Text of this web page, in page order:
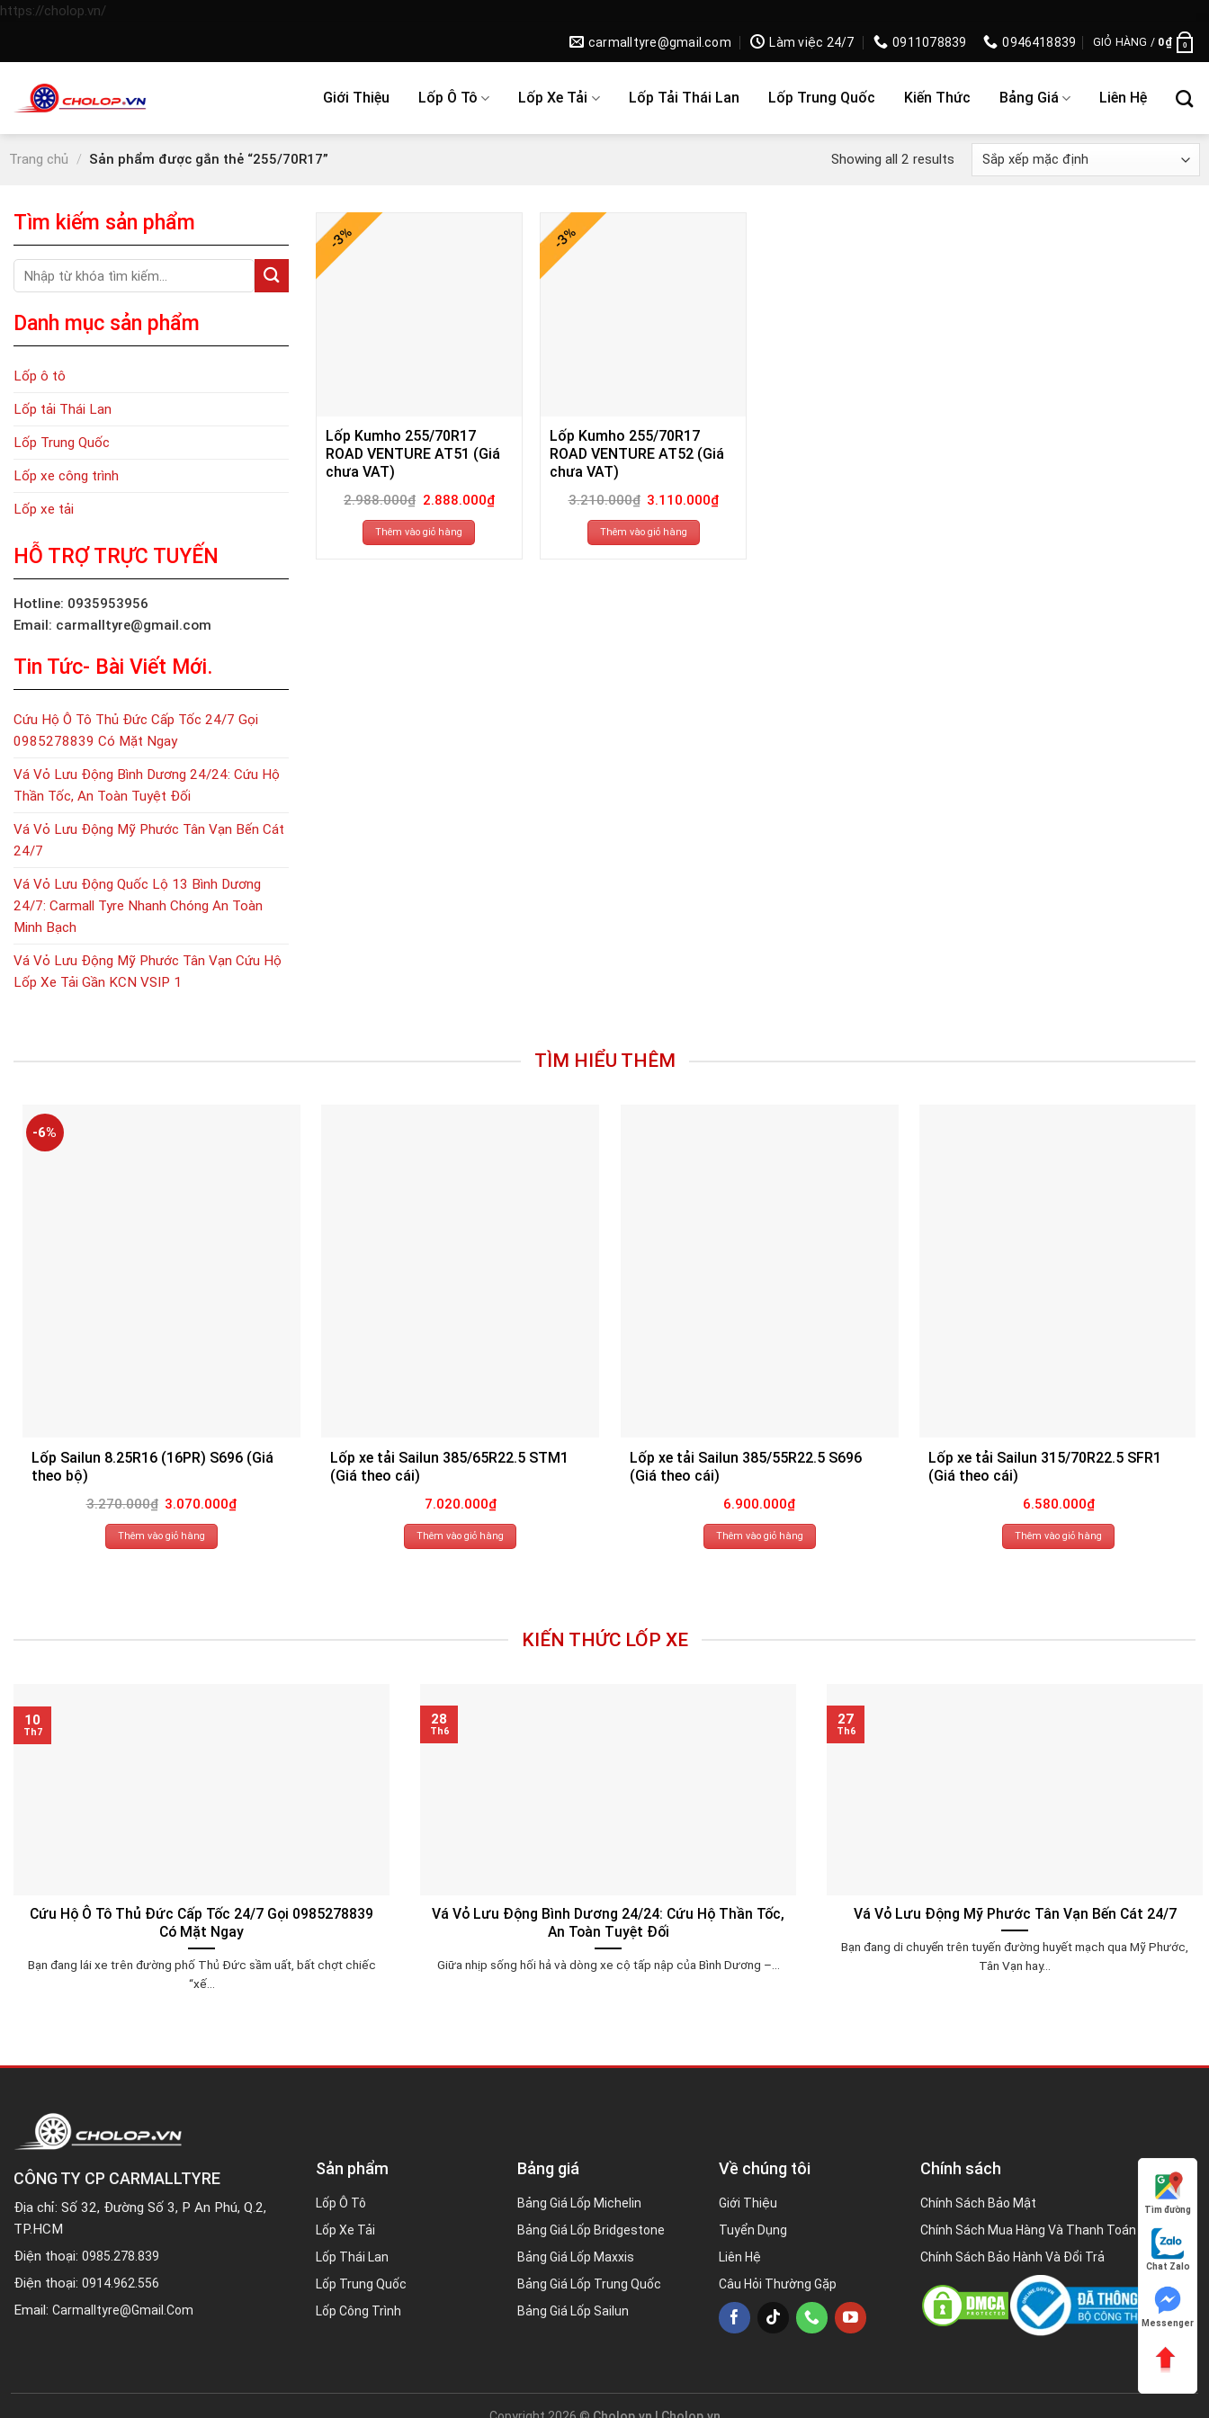
https://cholop.vn/Skip
carmalltyre@gmail.com Làm việc 24/7 0911078839 0946418839 GIỎ HÀNG / 0₫ 0
Giới Thiệu Lốp Ô Tô Lốp Xe Tải Lốp Tải Thái Lan Lốp Trung Quốc Kiến Thức Bảng Giá Liên Hệ
Trang chủ / Sản phẩm được gắn thẻ “255/70R17” Showing all 2 results
Tìm kiếm sản phẩm
kiếm:
Danh mục sản phẩm
Lốp ô tô
Lốp tải Thái Lan
Lốp Trung Quốc
Lốp xe công trình
Lốp xe tải
HỖ TRỢ TRỰC TUYẾN
Hotline: 0935953956
Email: carmalltyre@gmail.com
Tin Tức- Bài Viết Mới.
Cứu Hộ Ô Tô Thủ Đức Cấp Tốc 24/7 Gọi
0985278839 Có Mặt Ngay
Vá Vỏ Lưu Động Bình Dương 24/24: Cứu Hộ
Thần Tốc, An Toàn Tuyệt Đối
Vá Vỏ Lưu Động Mỹ Phước Tân Vạn Bến Cát
24/7
Vá Vỏ Lưu Động Quốc Lộ 13 Bình Dương
24/7: Carmall Tyre Nhanh Chóng An Toàn
Minh Bạch
Vá Vỏ Lưu Động Mỹ Phước Tân Vạn Cứu Hộ
Lốp Xe Tải Gần KCN VSIP 1
-3%
Lốp Kumho 255/70R17
ROAD VENTURE AT51 (Giá
chưa VAT)
2.988.000₫ Giá
gốc
là:
2.988.000₫.
2.888.000₫Giá
hiện
Thêm vào giỏ hàng
-3%
Lốp Kumho 255/70R17
ROAD VENTURE AT52 (Giá
chưa VAT)
3.210.000₫ Giá
gốc
là:
3.210.000₫.
3.110.000₫Giá
Thêm vào giỏ hàng
TÌM HIỂU THÊM
-6%
Lốp Sailun 8.25R16 (16PR) S696 (Giá
theo bộ)
3.270.000₫ Giá
gốc
là:
3.270.000₫.
3.070.000₫Giá
Thêm vào giỏ hàng
Lốp xe tải Sailun 385/65R22.5 STM1
(Giá theo cái)
7.020.000₫
Thêm vào giỏ hàng
Lốp xe tải Sailun 385/55R22.5 S696
(Giá theo cái)
6.900.000₫
Thêm vào giỏ hàng
Lốp xe tải Sailun 315/70R22.5 SFR1
(Giá theo cái)
6.580.000₫
Thêm vào giỏ hàng
KIẾN THỨC LỐP XE
Cứu Hộ Ô Tô Thủ Đức Cấp Tốc 24/7 Gọi 0985278839
Có Mặt Ngay
Bạn đang lái xe trên đường phố Thủ Đức sầm uất, bất chợt chiếc
“xế...
10
Th7
Vá Vỏ Lưu Động Bình Dương 24/24: Cứu Hộ Thần Tốc,
An Toàn Tuyệt Đối
Giữa nhịp sống hối hả và dòng xe cộ tấp nập của Bình Dương –...
28
Th6
Vá Vỏ Lưu Động Mỹ Phước Tân Vạn Bến Cát 24/7
Bạn đang di chuyển trên tuyến đường huyết mạch qua Mỹ Phước,
Tân Vạn hay...
27
Th6
CÔNG TY CP CARMALLTYRE
Địa chỉ: Số 32, Đường Số 3, P An Phú, Q.2,
TP.HCM
Điện thoại: 0985.278.839
Điện thoại: 0914.962.556
Email: Carmalltyre@gmail.com
Sản phẩm
Lốp Ô Tô
Lốp Xe Tải
Lốp Thái Lan
Lốp Trung Quốc
Lốp Công Trình
Bảng giá
Bảng Giá Lốp Michelin
Bảng Giá Lốp Bridgestone
Bảng Giá Lốp Maxxis
Bảng Giá Lốp Trung Quốc
Bảng Giá Lốp Sailun
Về chúng tôi
Giới Thiệu
Tuyển Dụng
Liên Hệ
Câu Hỏi Thường Gặp
Chính sách
Chính Sách Bảo Mật
Chính Sách Mua Hàng Và Thanh Toán
Chính Sách Bảo Hành Và Đổi Trả
Tìm đường
Chat Zalo
Messenger